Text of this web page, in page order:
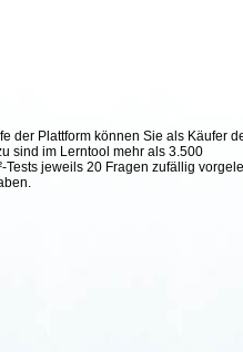
der Plattform können Sie als Käufer
sind im Lerntool mehr als 3.500
jeweils 20 Fragen zufällig